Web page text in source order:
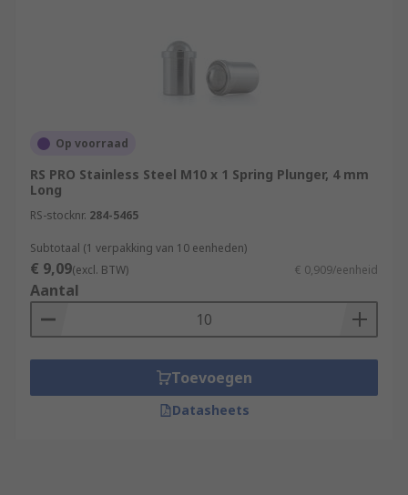
Op voorraad
RS PRO Stainless Steel M10 x 1 Spring Plunger, 4 mm
Long
RS-stocknr. 284-5465
Subtotaal (1 verpakking van 10 eenheden)
€ 9,09(excl. BTW) € 0,909/eenheid
Aantal
Toevoegen
Datasheets